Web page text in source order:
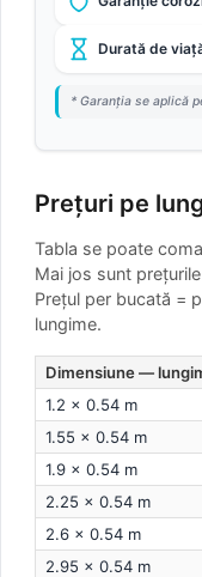
Durată de
* Garanția se aplică
Prețuri pe
Tabla se poate
Mai jos sunt
Prețul per bucată =
lungime.
Dimensiune —
1.2 × 0.54 m
1.55 × 0.54 m
1.9 × 0.54 m
2.25 × 0.54 m
2.6 × 0.54 m
2.95 × 0.54 m